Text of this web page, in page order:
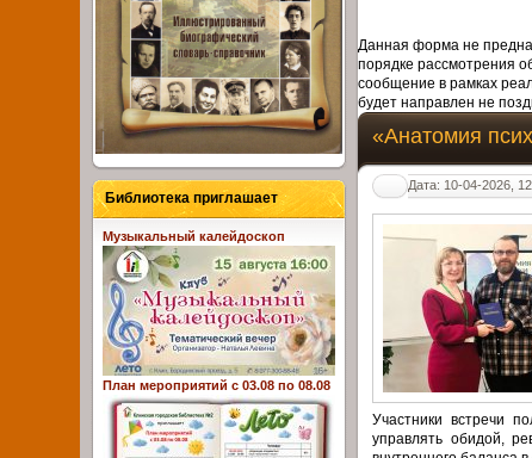
Данная форма не
порядке рассмотрения
сообщение в рамках
будет направлен не
«Анатомия
Дата: 10-04-2026,
Участники встречи
управлять обидой,
Библиотека приглашает
Музыкальный калейдоскоп
План мероприятий с 03.08 по 08.08